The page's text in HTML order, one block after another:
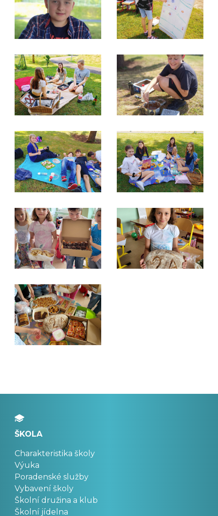
ŠKOLA
Charakteristika školy
Výuka
Poradenské služby
Vybavení školy
Školní družina a klub
Školní jídelna